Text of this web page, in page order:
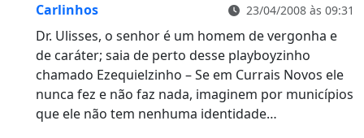
Carlinhos 23/04/2008 às 09:31
Dr. Ulisses, o senhor é um homem de vergonha e
de caráter; saia de perto desse playboyzinho
chamado Ezequielzinho – Se em Currais Novos ele
nunca fez e não faz nada, imaginem por municípios
que ele não tem nenhuma identidade…